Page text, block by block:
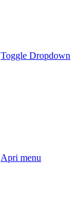
Toggle Dropdown
Apri menu